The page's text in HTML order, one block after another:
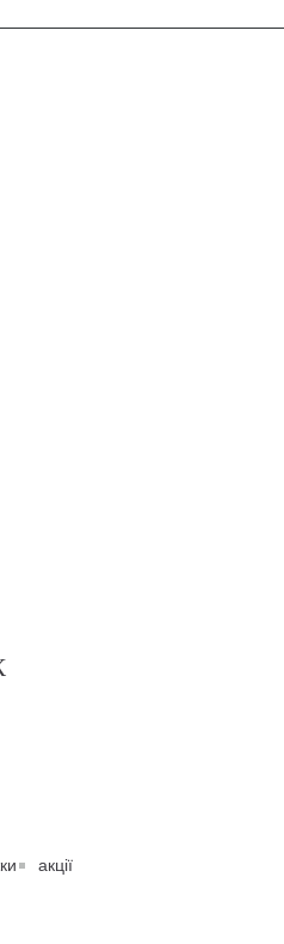
акції